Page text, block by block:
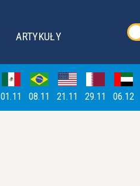
ARTYKUŁY
01.11 08.11 21.11 29.11 06.12